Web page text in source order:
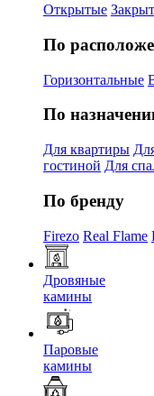
Открытые
По
Горизонтальные
По
Для квартиры
гостиной Для
По бренду
Firezo Real Flame
Дровяные
камины
Паровые
камины